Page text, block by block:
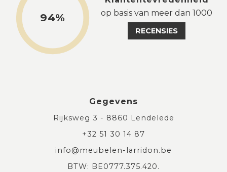
94%
op basis van meer dan 1000
RECENSIES
Gegevens
Rijksweg 3 - 8860 Lendelede
+32 51 30 14 87
info@meubelen-larridon.be
BTW: BE0777.375.420.